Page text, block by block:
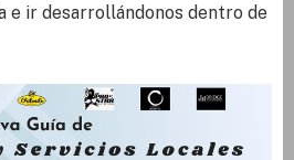
e ir desarrollándonos dentro de